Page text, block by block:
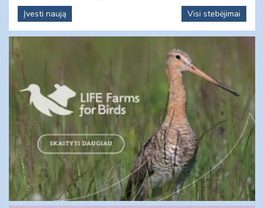
Įvesti naują
Visi stebėjimai